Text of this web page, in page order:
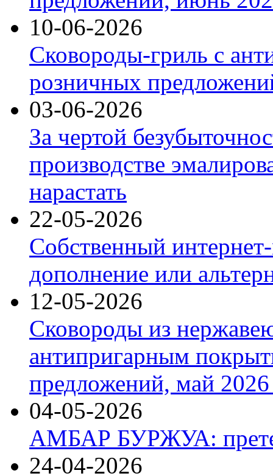
10-06-2026
Сковороды-гриль с
розничных
03-06-2026
За чертой
производстве
нарастать
22-05-2026
Собственный
дополнение или
12-05-2026
Сковороды из
антипригарным
предложений, май 2026
04-05-2026
АМБАР БУРЖУА:
24-04-2026